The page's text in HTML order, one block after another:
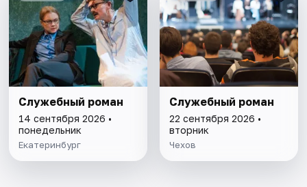
Служебный роман
14 сентября 2026 •
понедельник
Екатеринбург
Служебный роман
22 сентября 2026 •
вторник
Чехов